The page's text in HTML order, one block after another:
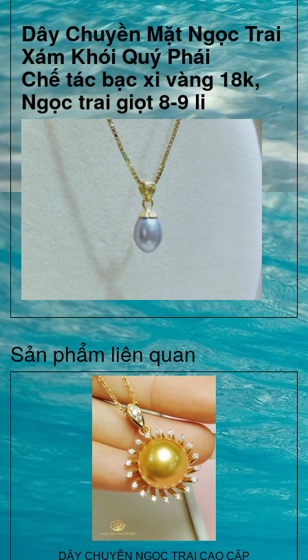
Dây Chuyền Mặt Ngọc Trai
Xám Khói Quý Phái
Chế tác bạc xi vàng 18k,
Ngọc trai giọt 8-9 li
Sản phẩm liên quan
DÂY CHUYỀN NGỌC TRAI CAO CẤP